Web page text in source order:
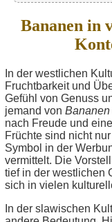
Bananen in
In der westlichen
Fruchtbarkeit und
Gefühl von Genuss
jemand von Bananen
nach Freude und
Früchte sind nicht
Symbol in der
vermittelt. Die
tief in der westlichen
sich in vielen
In der slawischen